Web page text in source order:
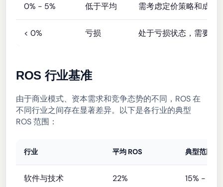
0% - 5% 低于平均 需考虑定价策略和成本
< 0% 亏损 处于亏损状态，需要紧
ROS 行业基准
由于商业模式、资本需求和竞争态势的不同，ROS 在
不同行业之间存在显著差异。以下是各行业的典型
ROS 范围：
行业 平均 ROS 典型范围
软件与技术 22% 15% -